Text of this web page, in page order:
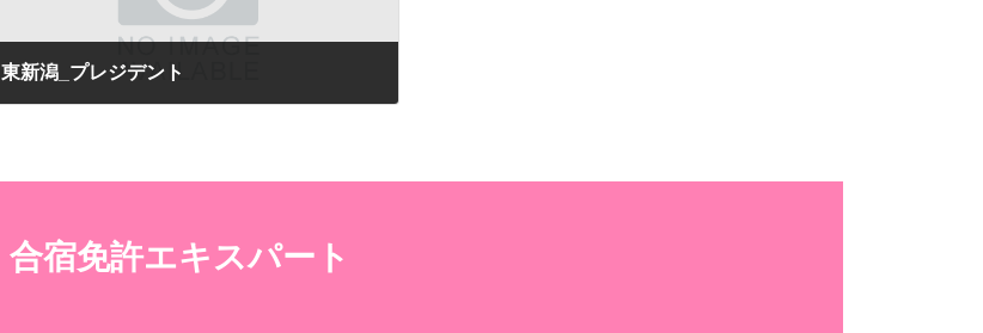
東新潟_プレジデント
合宿免許エキスパート